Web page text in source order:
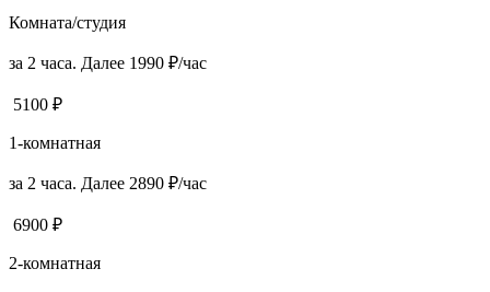
Комната/студия
за 2 часа. Далее 1990 ₽/час
5100 ₽
1-комнатная
за 2 часа. Далее 2890 ₽/час
6900 ₽
2-комнатная